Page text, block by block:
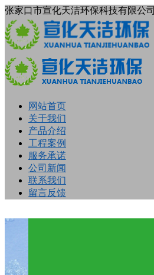
张家口市宣化天洁环保科技有限公司
网站首页
关于我们
产品介绍
工程案例
服务承诺
公司新闻
联系我们
留言反馈